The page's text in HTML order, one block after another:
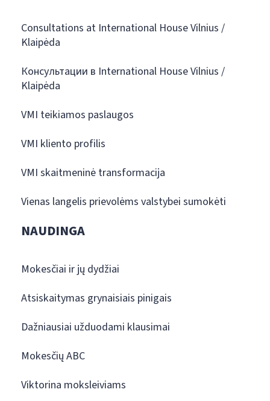
Consultations at International House Vilnius /
Klaipėda
Консультации в International House Vilnius /
Klaipėda
VMI teikiamos paslaugos
VMI kliento profilis
VMI skaitmeninė transformacija
Vienas langelis prievolėms valstybei sumokėti
NAUDINGA
Mokesčiai ir jų dydžiai
Atsiskaitymas grynaisiais pinigais
Dažniausiai užduodami klausimai
Mokesčių ABC
Viktorina moksleiviams